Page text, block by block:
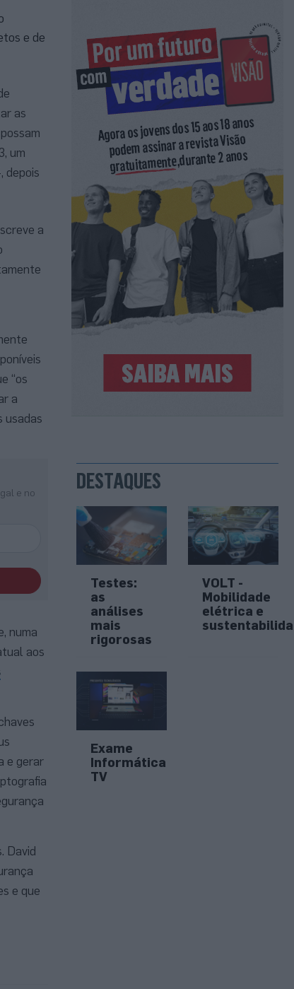
e de
as
um
depois
a
“os
a
usadas
e no
numa
aos
e gerar
David
e que
DESTAQUES
Testes:
as
análises
mais
rigorosas
VOLT -
Mobilidade
elétrica e
Exame
Informática
TV